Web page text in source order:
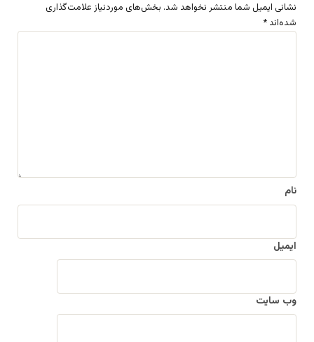
نشانی ایمیل شما منتشر نخواهد شد. بخش‌های موردنیاز علامت‌گذاری
شده‌اند *
نام
ایمیل
وب‌ سایت